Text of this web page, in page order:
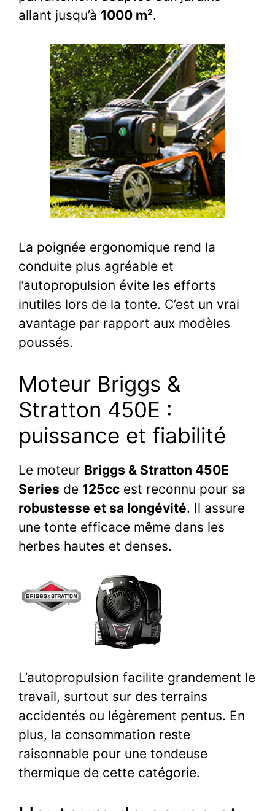
allant jusqu’à 1000 m².
La poignée ergonomique rend la
conduite plus agréable et
l’autopropulsion évite les efforts
inutiles lors de la tonte. C’est un vrai
avantage par rapport aux modèles
poussés.
Moteur Briggs &
Stratton 450E :
puissance et fiabilité
Le moteur Briggs & Stratton 450E
Series de 125cc est reconnu pour sa
robustesse et sa longévité. Il assure
une tonte efficace même dans les
herbes hautes et denses.
L’autopropulsion facilite grandement le
travail, surtout sur des terrains
accidentés ou légèrement pentus. En
plus, la consommation reste
raisonnable pour une tondeuse
thermique de cette catégorie.